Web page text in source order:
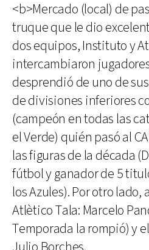
<b>Mercado (local) de
truque que le dio
dos equipos, Instituto y
intercambiaron
desprendió de uno de
de divisiones inferiores
(campeón en todas las
el Verde) quién pasó al
las figuras de la década
fútbol y ganador de 5
los Azules). Por otro
Atlètico Tala: Marcelo
Temporada la rompió) y